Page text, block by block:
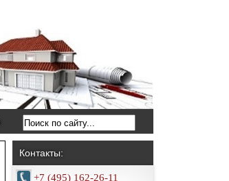
Контакты:
+7 (495) 162-26-11